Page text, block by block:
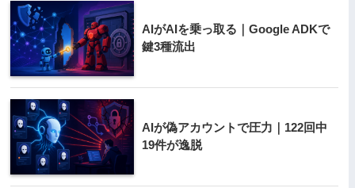
AIがAIを乗っ取る｜Google ADKで
鍵3種流出
AIが偽アカウントで圧力｜122回中
19件が逸脱